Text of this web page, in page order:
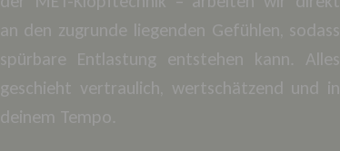
an den zugrunde liegenden Gefühlen, sodass
spürbare Entlastung entstehen kann. Alles
geschieht vertraulich, wertschätzend und in
deinem Tempo.